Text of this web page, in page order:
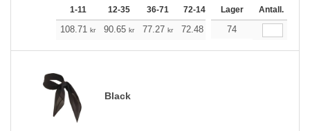
1-11 12-35 36-71 72-143 144-287 288 +
Lager Antall.
108.71 kr 90.65 kr 77.27 kr 72.48 68.91
74
Black